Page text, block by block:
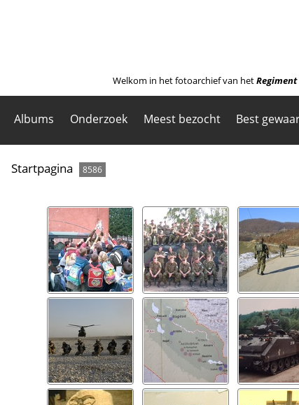
Welkom in het fotoarchief van hetRegiment
Albums Onderzoek Meest bezocht Best
Startpagina 8586